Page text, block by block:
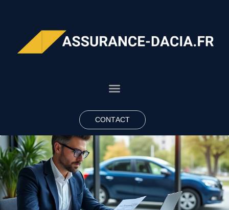
CONTACT